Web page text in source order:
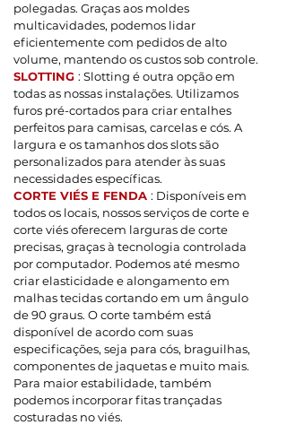
polegadas. Graças aos moldes
multicavidades, podemos lidar
eficientemente com pedidos de alto
volume, mantendo os custos sob controle.
SLOTTING : Slotting é outra opção em
todas as nossas instalações. Utilizamos
furos pré-cortados para criar entalhes
perfeitos para camisas, carcelas e cós. A
largura e os tamanhos dos slots são
personalizados para atender às suas
necessidades específicas.
CORTE VIÉS E FENDA : Disponíveis em
todos os locais, nossos serviços de corte e
corte viés oferecem larguras de corte
precisas, graças à tecnologia controlada
por computador. Podemos até mesmo
criar elasticidade e alongamento em
malhas tecidas cortando em um ângulo
de 90 graus. O corte também está
disponível de acordo com suas
especificações, seja para cós, braguilhas,
componentes de jaquetas e muito mais.
Para maior estabilidade, também
podemos incorporar fitas trançadas
costuradas no viés.